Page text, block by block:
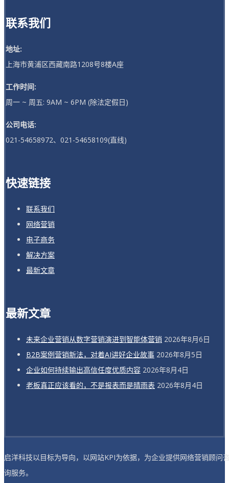
联系我们
地址:
上海市黄浦区西藏南路1208号8楼A座
工作时间:
周一 ~ 周五: 9AM ~ 6PM (除法定假日)
公司电话:
021-54658972、021-54658109(直线)
快速链接
联系我们
网络营销
电子商务
解决方案
最新文章
最新文章
未来企业营销从数字营销演进到智能体营销 2026年8月6日
B2B案例营销新法，对着AI讲好企业故事 2026年8月5日
企业如何持续输出高信任度优质内容 2026年8月4日
老板真正应该看的，不是报表而是晴雨表 2026年8月4日
启洋科技以目标为导向，以网站KPI为依据，为企业提供网络营销顾问
询服务。